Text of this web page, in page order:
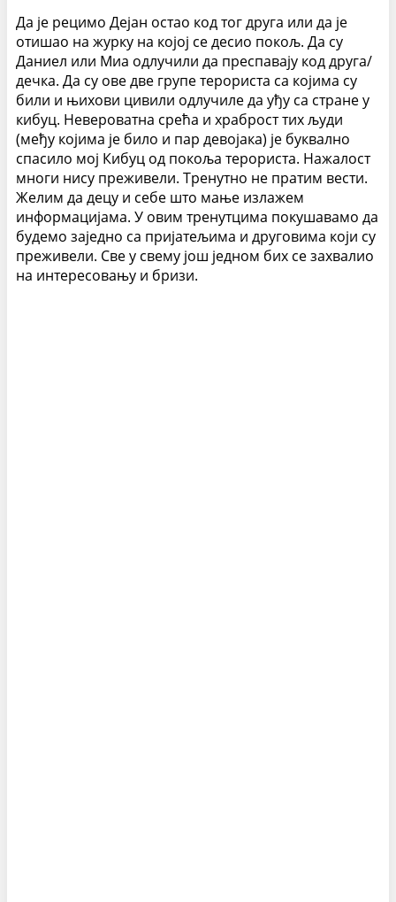
Да је рецимо Дејан остао код тог друга или да је
отишао на журку на којој се десио покољ. Да су
Даниел или Миа одлучили да преспавају код друга/
дечка. Да су ове две групе терориста са којима су
били и њихови цивили одлучиле да уђу са стране у
кибуц. Невероватна срећа и храброст тих људи
(међу којима је било и пар девојака) је буквално
спасило мој Кибуц од покоља терориста. Нажалост
многи нису преживели. Тренутно не пратим вести.
Желим да децу и себе што мање излажем
информацијама. У овим тренутцима покушавамо да
будемо заједно са пријатељима и друговима који су
преживели. Све у свему још једном бих се захвалио
на интересовању и бризи.